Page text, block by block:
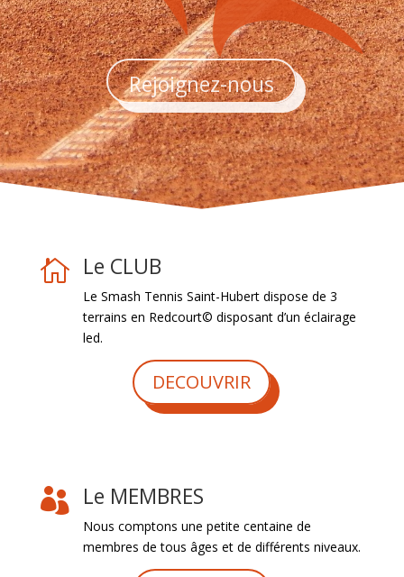
Rejoignez-nous
 Le CLUB
Le Smash Tennis Saint-Hubert dispose de 3
terrains en Redcourt© disposant d’un éclairage
led.
DECOUVRIR
 Le MEMBRES
Nous comptons une petite centaine de
membres de tous âges et de différents niveaux.